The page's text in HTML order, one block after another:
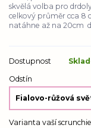
skvělá volba pro
celkový průměr cca 8
natáhne až na 20cm
Dostupnost
Odstín
Varianta vaší scrunchie